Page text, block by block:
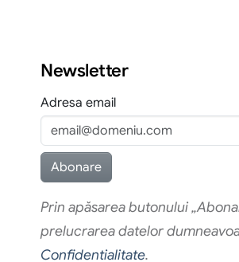
Newsletter
Adresa email
Prin apăsarea butonului
prelucrarea datelor
Confidentialitate.